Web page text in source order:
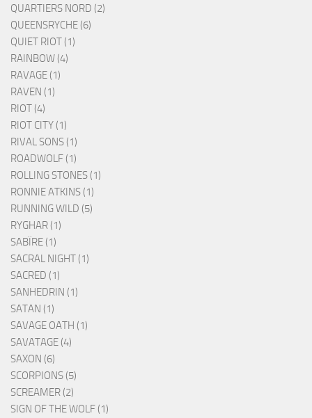
QUARTIERS NORD (2)
QUEENSRYCHE (6)
QUIET RIOT (1)
RAINBOW (4)
RAVAGE (1)
RAVEN (1)
RIOT (4)
RIOT CITY (1)
RIVAL SONS (1)
ROADWOLF (1)
ROLLING STONES (1)
RONNIE ATKINS (1)
RUNNING WILD (5)
RYGHAR (1)
SABÏRE (1)
SACRAL NIGHT (1)
SACRED (1)
SANHEDRIN (1)
SATAN (1)
SAVAGE OATH (1)
SAVATAGE (4)
SAXON (6)
SCORPIONS (5)
SCREAMER (2)
SIGN OF THE WOLF (1)